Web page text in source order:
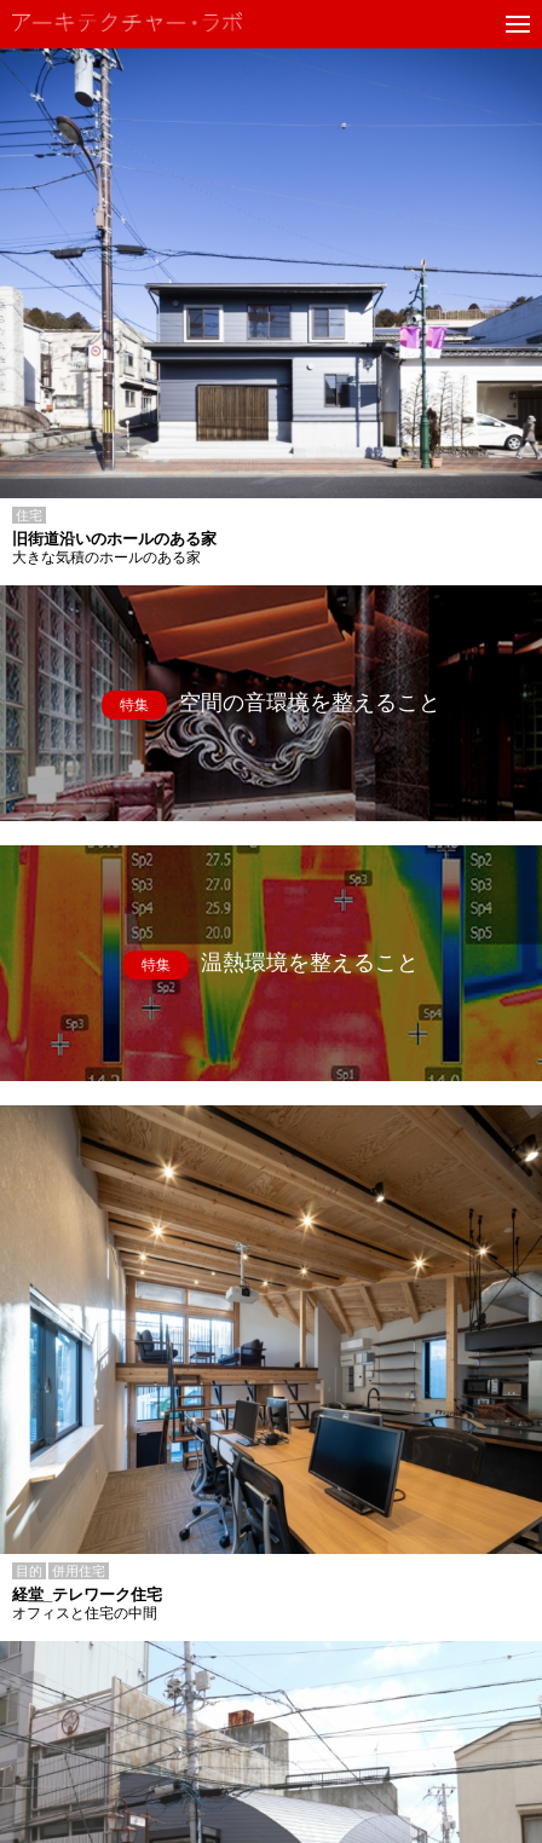
住宅
旧街道沿いのホールのある家
大きな気積のホールのある家
特集 空間の音環境を整えること
特集 温熱環境を整えること
目的 併用住宅
経堂_テレワーク住宅
オフィスと住宅の中間